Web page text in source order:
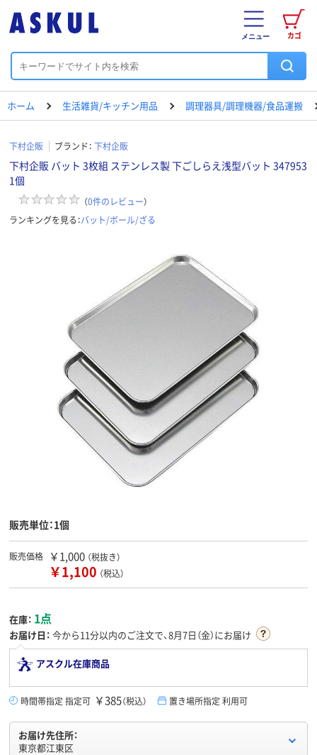
カゴ
メニュー
ホーム 生活雑貨/キッチン用品 調理器具/調理機器/食品運搬
下村企販 ブランド： 下村企販
下村企販 バット 3枚組 ステンレス製 下ごしらえ浅型バット 347953
1個
（0件のレビュー）
ランキングを見る：バット/ボール/ざる
販売単位：1個
販売価格 ￥1,000 （税抜き）
￥1,100 （税込）
在庫： 1点
お届け日： 今から11分以内のご注文で、8月7日（金）にお届け
アスクル在庫商品
時間帯指定 指定可 ￥385（税込） 置き場所指定 利用可
お届け先住所：
東京都江東区